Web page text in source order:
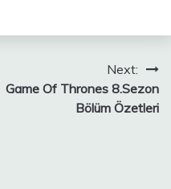
Next:
Game Of Thrones 8.Sezon
Bölüm Özetleri